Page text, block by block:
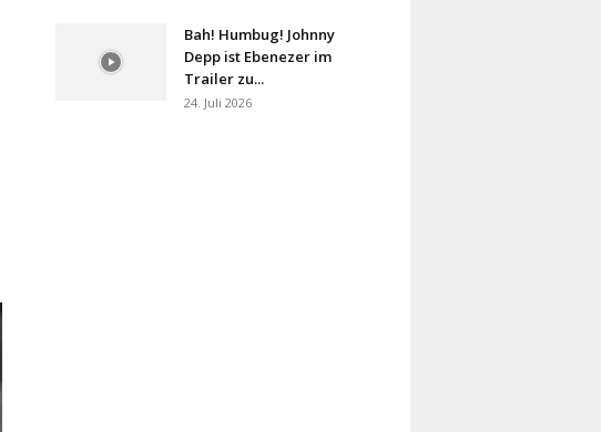
Bah! Humbug! Johnny
Depp ist Ebenezer im
Trailer zu...
24. Juli 2026